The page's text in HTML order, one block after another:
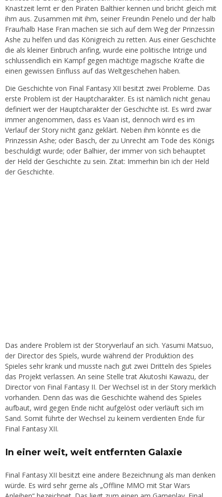
Knastzeit lernt er den Piraten Balthier kennen und bricht gleich mit
ihm aus. Zusammen mit ihm, seiner Freundin Penelo und der halb
Frau/halb Hase Fran machen sie sich auf dem Weg der Prinzessin
Ashe zu helfen und das Königreich zu retten. Aus einer Geschichte
die als kleiner Einbruch anfing, wurde eine politische Intrige und
schlussendlich ein Kampf gegen mächtige magische Kräfte die
einen gewissen Einfluss auf das Weltgeschehen haben.
Die Geschichte von Final Fantasy XII besitzt zwei Probleme. Das
erste Problem ist der Hauptcharakter. Es ist nämlich nicht genau
definiert wer der Hauptcharakter der Geschichte ist. Es wird zwar
immer angenommen, dass es Vaan ist, dennoch wird es im
Verlauf der Story nicht ganz geklärt. Neben ihm könnte es die
Prinzessin Ashe; oder Basch, der zu Unrecht am Tode des Königs
beschuldigt wurde; oder Balhier, der immer von sich behauptet
der Held der Geschichte zu sein. Zitat: Immerhin bin ich der Held
der Geschichte.
Das andere Problem ist der Storyverlauf an sich. Yasumi Matsuo,
der Director des Spiels, wurde während der Produktion des
Spieles sehr krank und musste nach gut zwei Dritteln des Spieles
das Projekt verlassen. An seine Stelle trat Akutoshi Kawazu, der
Director von Final Fantasy II. Der Wechsel ist in der Story merklich
vorhanden. Denn das was die Geschichte wähend des Spieles
aufbaut, wird gegen Ende nicht aufgelöst oder verläuft sich im
Sand. Somit führte der Wechsel zu keinem verdienten Ende für
Final Fantasy XII.
In einer weit, weit entfernten Galaxie
Final Fantasy XII besitzt eine andere Bezeichnung als man denken
würde. Es wird sehr gerne als „Offline MMO mit Star Wars